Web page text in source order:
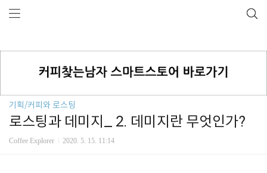
기획/커피와 로스팅
로스팅과 데미지_ 2. 데미지란 무엇인가?
Coffee Explorer 2020. 5. 15. 11:14